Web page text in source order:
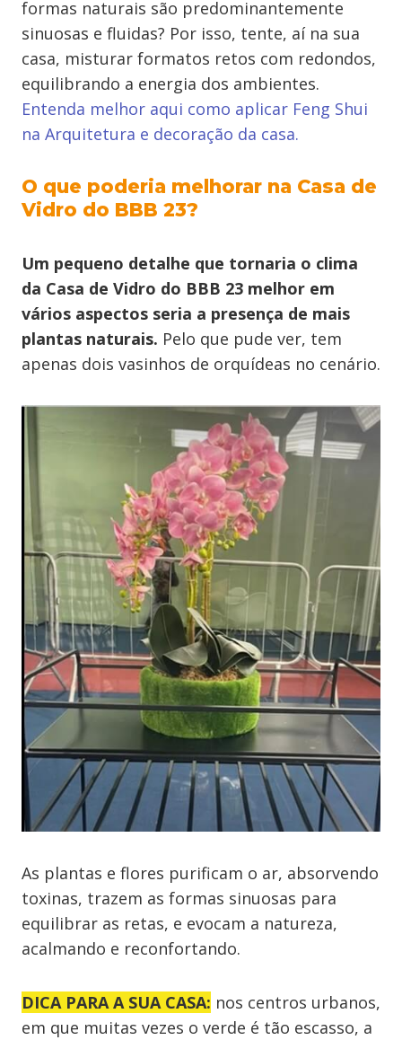
formas naturais são predominantemente
sinuosas e fluidas? Por isso, tente, aí na sua
casa, misturar formatos retos com redondos,
equilibrando a energia dos ambientes.
Entenda melhor aqui como aplicar Feng Shui
na Arquitetura e decoração da casa.
O que poderia melhorar na Casa de
Vidro do BBB 23?
Um pequeno detalhe que tornaria o clima
da Casa de Vidro do BBB 23 melhor em
vários aspectos seria a presença de mais
plantas naturais. Pelo que pude ver, tem
apenas dois vasinhos de orquídeas no cenário.
As plantas e flores purificam o ar, absorvendo
toxinas, trazem as formas sinuosas para
equilibrar as retas, e evocam a natureza,
acalmando e reconfortando.
DICA PARA A SUA CASA: nos centros urbanos,
em que muitas vezes o verde é tão escasso, a